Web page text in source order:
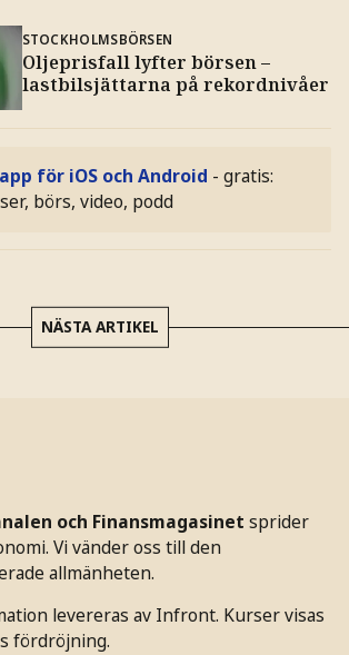
STOCKHOLMSBÖRSEN
Oljeprisfall lyfter börsen –
lastbilsjättarna på rekordnivåer
för iOS och Android - gratis:
börs, video, podd
NÄSTA ARTIKEL
och Finansmagasinet sprider
Vi vänder oss till den
allmänheten.
levereras av Infront. Kurser visas
fördröjning.